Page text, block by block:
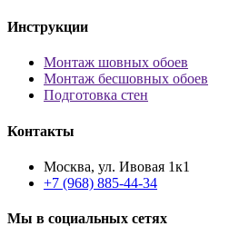
Инструкции
Монтаж шовных обоев
Монтаж бесшовных обоев
Подготовка стен
Контакты
Москва, ул. Ивовая 1к1
+7 (968) 885-44-34
Мы в социальных сетях